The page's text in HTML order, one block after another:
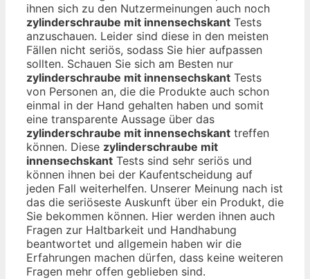
ihnen sich zu den Nutzermeinungen auch noch
zylinderschraube mit innensechskant Tests
anzuschauen. Leider sind diese in den meisten
Fällen nicht seriös, sodass Sie hier aufpassen
sollten. Schauen Sie sich am Besten nur
zylinderschraube mit innensechskant Tests
von Personen an, die die Produkte auch schon
einmal in der Hand gehalten haben und somit
eine transparente Aussage über das
zylinderschraube mit innensechskant treffen
können. Diese zylinderschraube mit
innensechskant Tests sind sehr seriös und
können ihnen bei der Kaufentscheidung auf
jeden Fall weiterhelfen. Unserer Meinung nach ist
das die seriöseste Auskunft über ein Produkt, die
Sie bekommen können. Hier werden ihnen auch
Fragen zur Haltbarkeit und Handhabung
beantwortet und allgemein haben wir die
Erfahrungen machen dürfen, dass keine weiteren
Fragen mehr offen geblieben sind.